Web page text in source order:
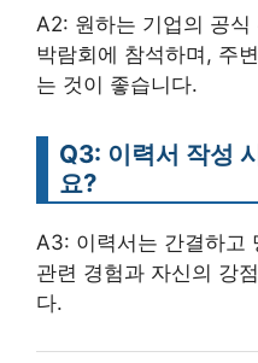
A2: 원하는 기업의 공식
박람회에 참석하며, 주
는 것이 좋습니다.
Q3: 이력서 작성
요?
A3: 이력서는 간결하고
관련 경험과 자신의 강
다.